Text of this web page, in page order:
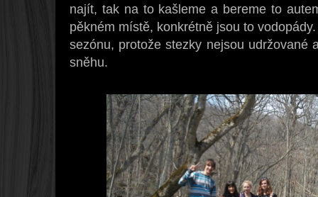
najít, tak na to kašleme a bereme to
pěkném místě, konkrétně jsou to
sezónu, protože stezky nejsou udržované
sněhu.